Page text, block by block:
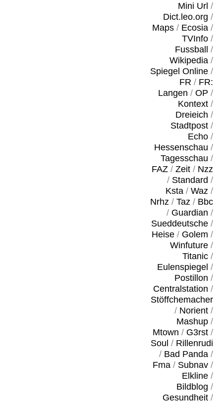
Mini Url /
Dict.leo.org /
Maps/ Ecosia/
TVInfo/
Fussball
/
Wikipedia/
Spiegel Online/
FR / FR:
Langen / OP /
Kontext/
Dreieich /
Stadtpost/
Echo/
Hessenschau /
Tagesschau /
FAZ/ Zeit/ Nzz
/ Standard /
Ksta/ Waz/
Nrhz/ Taz/ Bbc
/ Guardian /
Sueddeutsche/
Heise/ Golem /
Winfuture/
Titanic/
Eulenspiegel /
Postillon /
Centralstation /
Stöffchemacher
/ Norient/
Mashup/
Mtown / G3rst/
Soul / Rillenrudi
/ Bad Panda/
Fma/ Subnav/
Elkline/
Bildblog /
Gesundheit/